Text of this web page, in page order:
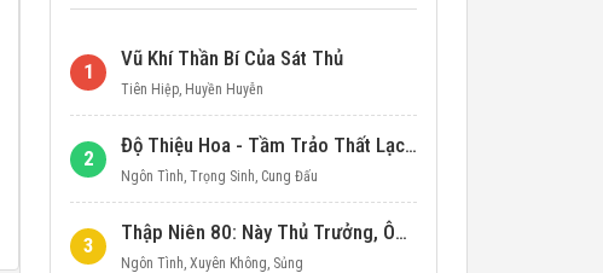
1
Vũ Khí Thần Bí Của Sát Thủ
Tiên Hiệp, Huyền Huyễn
2
Độ Thiệu Hoa - Tầm Trảo Thất Lạc Đích Ái Tình
Ngôn Tình, Trọng Sinh, Cung Đấu
3
Thập Niên 80: Này Thủ Trưởng, Ôm Một Cái Đi!
Ngôn Tình, Xuyên Không, Sủng